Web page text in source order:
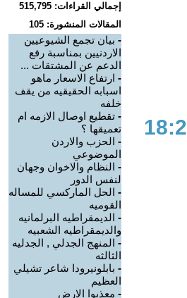
الحوار المتمدن-العدد: 3919 - 2012 / 11 / 22 - 18:2
إجمالي القراءات: 515,795
المقالات المنشورة: 105
- بيان تجمع الشيوعيين
الاردنيين بمناسبة رفع
الدعم عن المشتقات ...
- ارتفاع الاسعار ماهو
اسبابه الحقيقيه من يقف
خلفه
- تقطيع اوصال الازمه ام
تعميقها ؟
- الحزب والاردن
الموضوعي
- النظام والاخوان وجهان
لنفس الدور
- الحل الماركسي للمساله
القوميه
- الديمقراطيه البرلمانيه
والديمقراطيه الشعبيه
- المنهج الجدلي , الجدليه
الثالثه
- بابلونيرودا شاعر تشيلي
العظيم
- معذبوا الارض